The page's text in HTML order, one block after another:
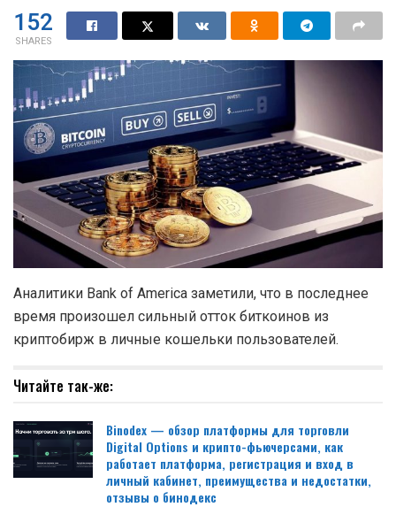
152
SHARES
Аналитики Bank of America заметили, что в последнее
время произошел сильный отток биткоинов из
криптобирж в личные кошельки пользователей.
Читайте так-же:
Binodex — обзор платформы для торговли
Digital Options и крипто-фьючерсами, как
работает платформа, регистрация и вход в
личный кабинет, преимущества и недостатки,
отзывы о бинодекс